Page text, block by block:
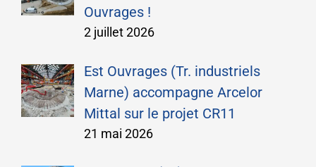
Ouvrages !
2 juillet 2026
Est Ouvrages (Tr. industriels
Marne) accompagne Arcelor
Mittal sur le projet CR11
21 mai 2026